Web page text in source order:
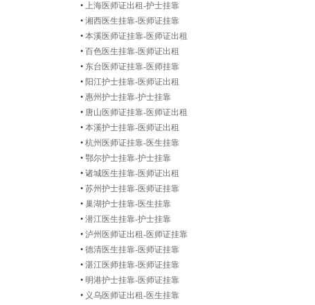
• 上海医师证出租-护士挂靠
• 湘西医生挂靠-医师证挂靠
• 本溪医师证挂靠-医师证出租
• 百色医生挂靠-医师证出租
• 东台医师证挂靠-医师挂靠
• 阳江护士挂靠-医师证出租
• 惠州护士挂靠-护士挂靠
• 唐山医师证挂靠-医师证出租
• 本溪护士挂靠-医师证出租
• 杭州医师证挂靠-医生挂靠
• 鄂尔护士挂靠-护士挂靠
• 诸城医生挂靠-医师证出租
• 苏州护士挂靠-医师证挂靠
• 巢湖护士挂靠-医生挂靠
• 潜江医生挂靠-护士挂靠
• 泸州医师证出租-医师证挂靠
• 德清医生挂靠-医师证挂靠
• 湛江医师挂靠-医师证挂靠
• 明港护士挂靠-医师证挂靠
• 义乌医师证出租-医生挂靠